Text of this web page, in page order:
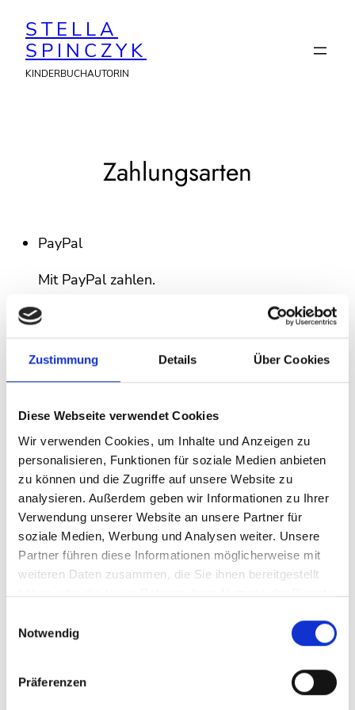
Zustimmung Details Über Cookies
Diese Webseite verwendet Cookies
Wir verwenden Cookies, um Inhalte und Anzeigen zu
personalisieren, Funktionen für soziale Medien anbieten
zu können und die Zugriffe auf unsere Website zu
analysieren. Außerdem geben wir Informationen zu Ihrer
Verwendung unserer Website an unsere Partner für
soziale Medien, Werbung und Analysen weiter. Unsere
Partner führen diese Informationen möglicherweise mit
weiteren Daten zusammen, die Sie ihnen bereitgestellt
haben oder die sie im Rahmen Ihrer Nutzung der Dienste
Notwendig
Präferenzen
Inhalt
springen
STELLA
SPINCZYK
KINDERBUCHAUTORIN
Zahlungsarten
PayPal
Mit PayPal zahlen.
Wie ich arbeite, wer ich bin,
was ich tue…
Möchtest Du mehr über mein Kinderbuch
„Anton und der große Schweizer“ und seine
Entstehungsgeschichte erfahren…oder einfach
wissen, an welchem Kinderbuch ich aktuell
arbeite? Was ich zwischen Kinderbuch und
habe…
Bücher erfahren? Ich freue mich auf